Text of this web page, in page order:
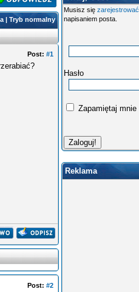
|Tryb normalny
Post:#1
Post:#2
Musisz sięzarejestrować
napisaniem posta.
Hasło
Zapamiętaj mnie
Reklama